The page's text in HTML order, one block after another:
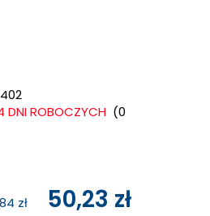
DNI ROBOCZYCH (0
zł 50,23 zł